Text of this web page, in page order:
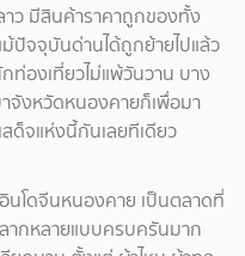
าว มีสินค้าราคาถูกของทั้ง
ปัจจุบันด่านได้ถูกย้ายไปแล้ว
องเที่ยวไม่แพ้วันวาน บาง
จังหวัดหนองคายก็เพื่อมา
ด็จแห่งนี้กันเลยทีเดียว
โดจีนหนองคาย เป็นตลาดที่
ากหลายแบบครบครันมาก